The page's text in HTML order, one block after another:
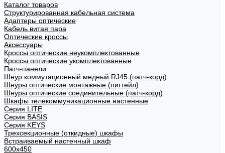
Каталог товаров
Структурированная кабельная система
Адаптеры оптические
Кабель витая пара
Оптические кроссы
Аксессуары
Кроссы оптические неукомплектованные
Кроссы оптические укомплектованные
Патч-панели
Шнур коммутационный медный RJ45 (патч-корд)
Шнуры оптические монтажные (пигтейл)
Шнуры оптические соединительные (патч-корд)
Шкафы телекоммуникационные настенные
Cерия LITE
Cерия BASIS
Cерия KEYS
Трехсекционные (откидные) шкафы
Встраиваемый настенный шкаф
600x450